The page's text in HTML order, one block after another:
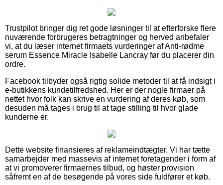
Trustpilot bringer dig ret gode løsninger til at efterforske flere
nuværende forbrugeres betragtninger og herved anbefaler
vi, at du læser internet firmaets vurderinger af Anti-rødme
serum Essence Miracle Isabelle Lancray før du placerer din
ordre.
Facebook tilbyder også rigtig solide metoder til at få indsigt i
e-butikkens kundetilfredshed. Her er der nogle firmaer på
nettet hvor folk kan skrive en vurdering af deres køb, som
desuden må tages i brug til at tage stilling til hvor glade
kunderne er.
Dette website finansieres af reklameindtægter. Vi har tætte
samarbejder med massevis af internet foretagender i form af
at vi promoverer firmaernes tilbud, og høster provision
såfremt en af de besøgende på vores side fuldfører et køb.